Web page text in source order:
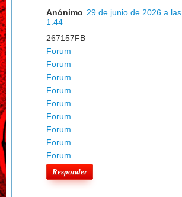
Anónimo 29 de junio de 2026 a las
1:44
267157FB
Forum
Forum
Forum
Forum
Forum
Forum
Forum
Forum
Forum
Responder